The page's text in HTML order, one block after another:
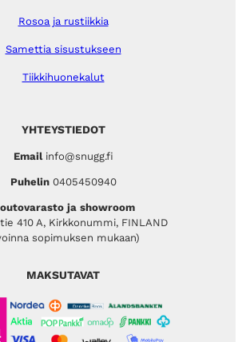
YHTEYSTIEDOT
Emailinfo@snugg.fi
Puhelin 0405450940
ja showroom
410 A, Kirkkonummi, FINLAND
sopimuksen mukaan)
Rosoa ja rustiikkia
Samettia sisustukseen
Tiikkihuonekalut
MAKSUTAVAT